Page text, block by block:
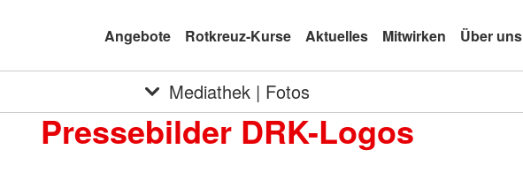
Angebote Rotkreuz-Kurse Aktuelles Mitwirken Über uns
Mediathek | Fotos
Pressebilder DRK-Logos